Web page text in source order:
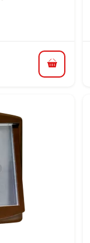
do košíka